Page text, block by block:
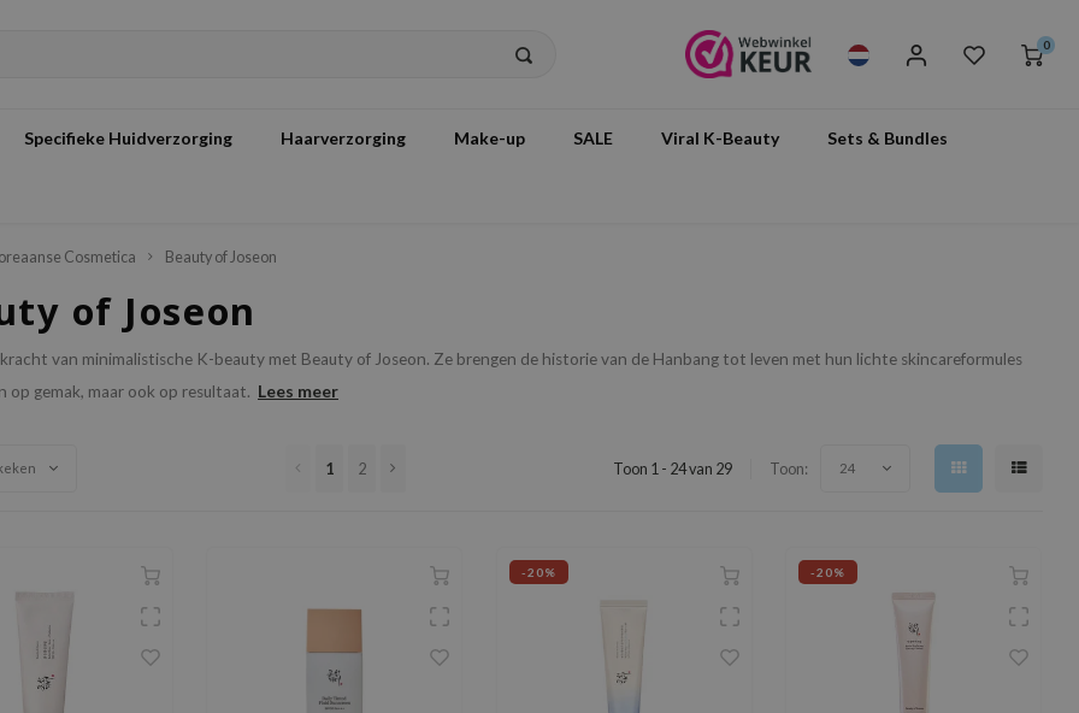
0
Specifieke Huidverzorging Haarverzorging Make-up SALE Viral K-Beauty Sets & Bundles
Cosmetica Beauty of Joseon
of Joseon
van minimalistische K-beauty met Beauty of Joseon. Ze brengen de historie van de Hanbang tot leven met hun lichte skincareformules
op gemak, maar ook op resultaat. Lees meer
1 2 Toon 1 - 24 van 29 Toon: 24
-20% -20%